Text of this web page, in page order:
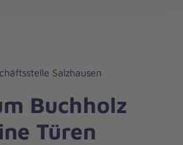
Salzhausen
Buchholz
Türen